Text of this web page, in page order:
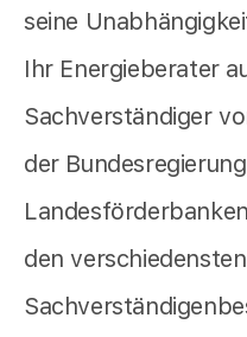
seine
Ihr Energieberater
Sachverständiger
der
den